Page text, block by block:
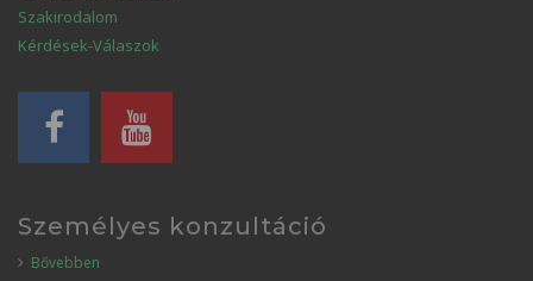
Szakirodalom
Kérdések-Válaszok
Személyes konzultáció
Bővebben